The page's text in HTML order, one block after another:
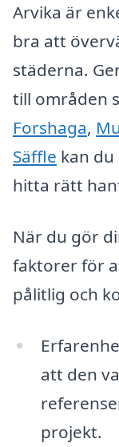
Arvika är
bra att
städerna.
till områden
Forshaga,
Säffle kan
hitta rätt
När du gör
faktorer för
pålitlig och
att den
projekt.